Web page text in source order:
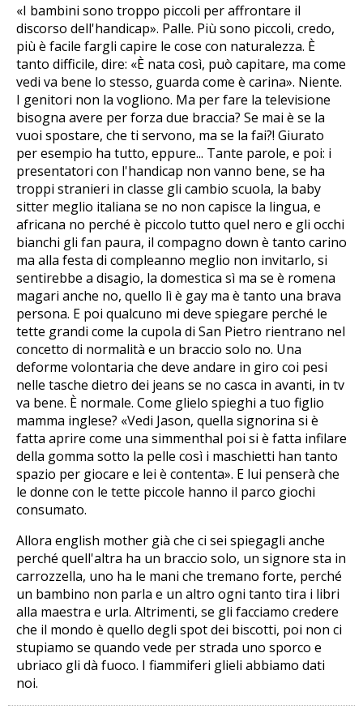
«I bambini sono troppo piccoli per affrontare il
discorso dell'handicap». Palle. Più sono piccoli, credo,
più è facile fargli capire le cose con naturalezza. È
tanto difficile, dire: «È nata così, può capitare, ma come
vedi va bene lo stesso, guarda come è carina». Niente.
I genitori non la vogliono. Ma per fare la televisione
bisogna avere per forza due braccia? Se mai è se la
vuoi spostare, che ti servono, ma se la fai?! Giurato
per esempio ha tutto, eppure... Tante parole, e poi: i
presentatori con l'handicap non vanno bene, se ha
troppi stranieri in classe gli cambio scuola, la baby
sitter meglio italiana se no non capisce la lingua, e
africana no perché è piccolo tutto quel nero e gli occhi
bianchi gli fan paura, il compagno down è tanto carino
ma alla festa di compleanno meglio non invitarlo, si
sentirebbe a disagio, la domestica sì ma se è romena
magari anche no, quello lì è gay ma è tanto una brava
persona. E poi qualcuno mi deve spiegare perché le
tette grandi come la cupola di San Pietro rientrano nel
concetto di normalità e un braccio solo no. Una
deforme volontaria che deve andare in giro coi pesi
nelle tasche dietro dei jeans se no casca in avanti, in tv
va bene. È normale. Come glielo spieghi a tuo figlio
mamma inglese? «Vedi Jason, quella signorina si è
fatta aprire come una simmenthal poi si è fatta infilare
della gomma sotto la pelle così i maschietti han tanto
spazio per giocare e lei è contenta». E lui penserà che
le donne con le tette piccole hanno il parco giochi
consumato.
Allora english mother già che ci sei spiegagli anche
perché quell'altra ha un braccio solo, un signore sta in
carrozzella, uno ha le mani che tremano forte, perché
un bambino non parla e un altro ogni tanto tira i libri
alla maestra e urla. Altrimenti, se gli facciamo credere
che il mondo è quello degli spot dei biscotti, poi non ci
stupiamo se quando vede per strada uno sporco e
ubriaco gli dà fuoco. I fiammiferi glieli abbiamo dati
noi.